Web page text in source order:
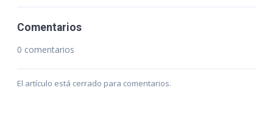
Comentarios
0 comentarios
El artículo está cerrado para comentarios.